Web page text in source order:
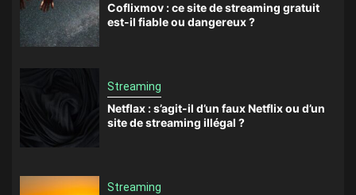
Coflixmov : ce site de streaming gratuit
est-il fiable ou dangereux ?
Streaming
Netflax : s’agit-il d’un faux Netflix ou d’un
site de streaming illégal ?
Streaming